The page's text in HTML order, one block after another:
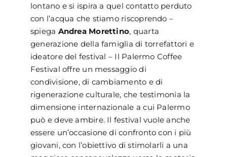
lontano e si ispira a quel contatto perduto
con l’acqua che stiamo riscoprendo –
spiega Andrea Morettino, quarta
generazione della famiglia di torrefattori e
ideatore del festival – Il Palermo Coffee
Festival offre un messaggio di
condivisione, di cambiamento e di
rigenerazione culturale, che testimonia la
dimensione internazionale a cui Palermo
può e deve ambire. Il festival vuole anche
essere un’occasione di confronto con i più
giovani, con l’obiettivo di stimolarli a una